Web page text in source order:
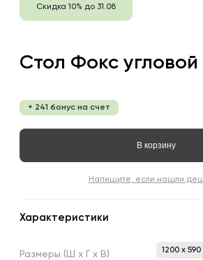
Скидка 10% до 31.08
Стол Фокс угловой
+ 241 бонус на счет
В корзину
Напишите, если нашли
Характеристики
Размеры (Ш х х В) 1200 x 590